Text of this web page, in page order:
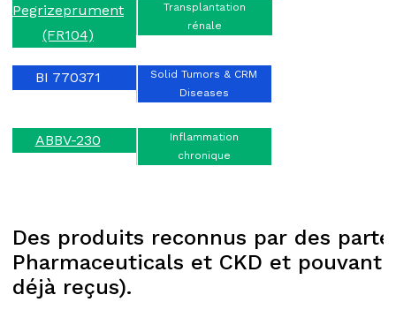
Pegrizeprument
(FR104)
Transplantation
rénale
BI 770371
Solid Tumors & CRM
Diseases
ABBV-230
Inflammation
chronique
Des produits reconnus par des
Pharmaceuticals et CKD et pouvant
déjà reçus).